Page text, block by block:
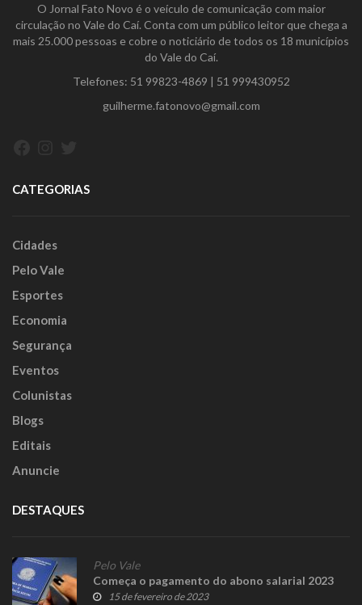
O Jornal Fato Novo é o veículo de comunicação com maior
circulação no Vale do Caí. Conta com um público leitor que chega a
mais 25.000 pessoas e cobre o noticiário de todos os 18 municípios
do Vale do Caí.
Telefones: 51 99823-4869 | 51 999430952
guilherme.fatonovo@gmail.com
CATEGORIAS
Cidades
Pelo Vale
Esportes
Economia
Segurança
Eventos
Colunistas
Blogs
Editais
Anuncie
DESTAQUES
Pelo Vale
Começa o pagamento do abono salarial 2023
15 de fevereiro de 2023